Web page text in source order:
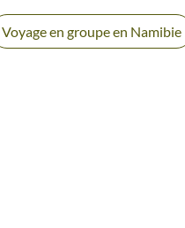
Voyage en groupe en Namibie